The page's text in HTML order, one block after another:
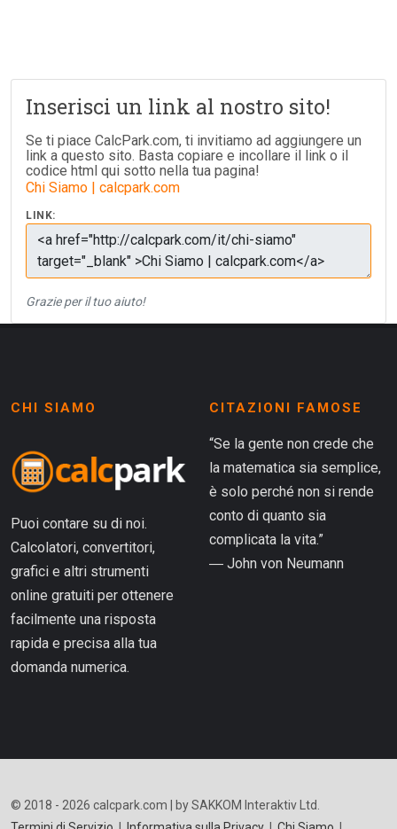
Inserisci un link al nostro sito!
Se ti piace CalcPark.com, ti invitiamo ad aggiungere un
link a questo sito. Basta copiare e incollare il link o il
codice html qui sotto nella tua pagina!
Chi Siamo | calcpark.com
LINK:
Grazie per il tuo aiuto!
CHI SIAMO
Puoi contare su di noi.
Calcolatori, convertitori,
grafici e altri strumenti
online gratuiti per ottenere
facilmente una risposta
rapida e precisa alla tua
domanda numerica.
CITAZIONI FAMOSE
“Se la gente non crede che
la matematica sia semplice,
è solo perché non si rende
conto di quanto sia
complicata la vita.”
― John von Neumann
© 2018 - 2026 calcpark.com | by SAKKOM Interaktiv Ltd.